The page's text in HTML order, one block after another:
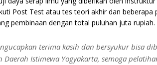
Post Test atau tes teori akhir dan beberapa
pembinaan dengan total puluhan juta rupiah.
terima kasih dan bersyukur bisa
Daerah Istimewa Yogyakarta, semoga